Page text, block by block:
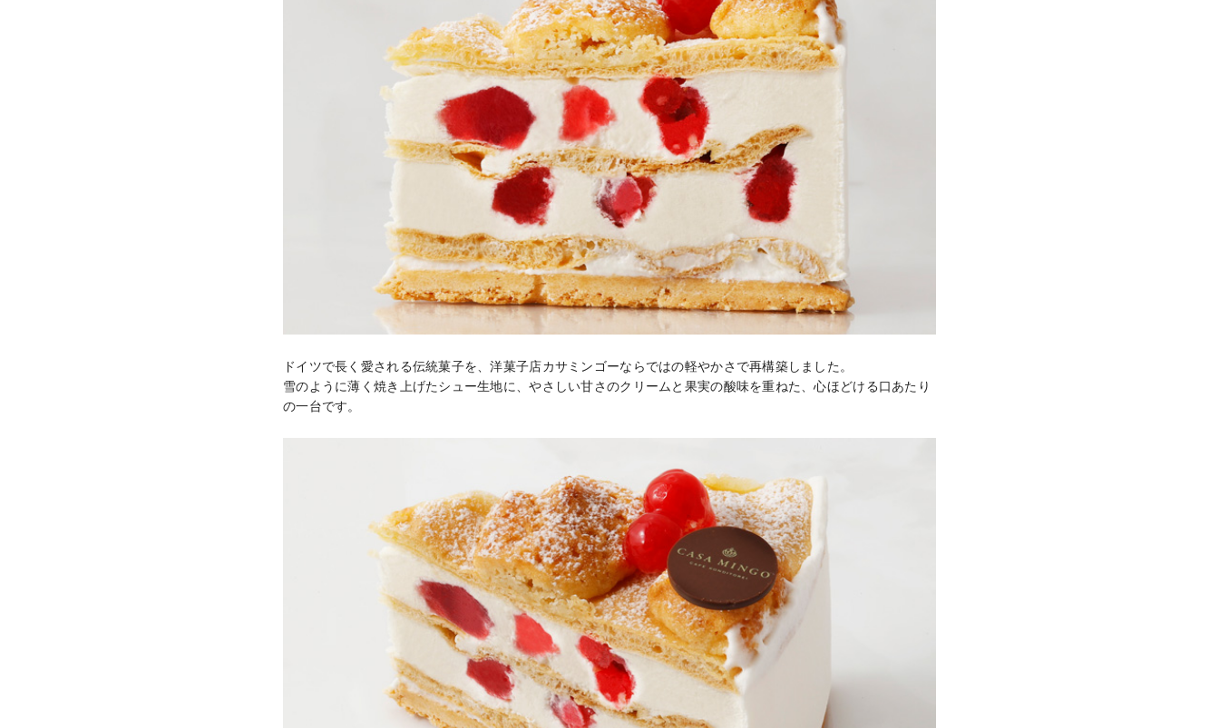
ドイツで長く愛される伝統菓子を、洋菓子店カサミンゴーならではの軽やかさで再構築しました。
雪のように薄く焼き上げたシュー生地に、やさしい甘さのクリームと果実の酸味を重ねた、心ほどける口あたり
の一台です。